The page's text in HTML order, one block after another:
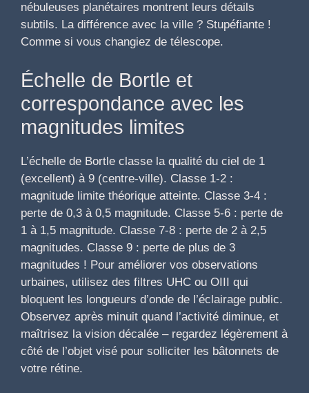
nébuleuses planétaires montrent leurs détails
subtils. La différence avec la ville ? Stupéfiante !
Comme si vous changiez de télescope.
Échelle de Bortle et
correspondance avec les
magnitudes limites
L’échelle de Bortle classe la qualité du ciel de 1
(excellent) à 9 (centre-ville). Classe 1-2 :
magnitude limite théorique atteinte. Classe 3-4 :
perte de 0,3 à 0,5 magnitude. Classe 5-6 : perte de
1 à 1,5 magnitude. Classe 7-8 : perte de 2 à 2,5
magnitudes. Classe 9 : perte de plus de 3
magnitudes ! Pour améliorer vos observations
urbaines, utilisez des filtres UHC ou OIII qui
bloquent les longueurs d’onde de l’éclairage public.
Observez après minuit quand l’activité diminue, et
maîtrisez la vision décalée – regardez légèrement à
côté de l’objet visé pour solliciter les bâtonnets de
votre rétine.